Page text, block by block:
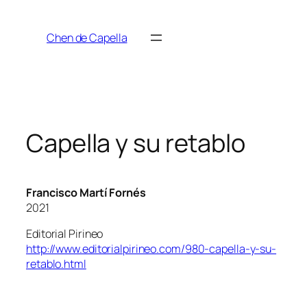
contenidoChen de Capella
Capella y su retablo
Francisco Martí Fornés
2021
Editorial Pirineo
http://www.editorialpirineo.com/980-capella-y-su-
retablo.html